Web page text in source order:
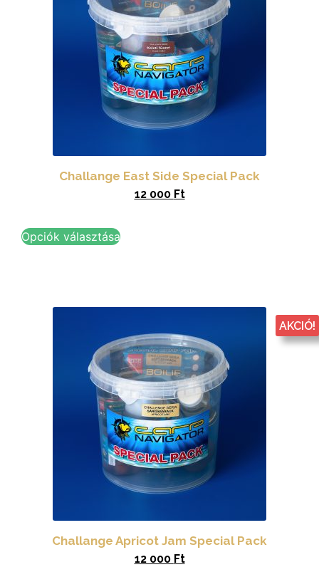
Challange East Side Special Pack
12 000 Ft
Opciók választása
AKCIÓ!
Challange Apricot Jam Special Pack
12 000 Ft